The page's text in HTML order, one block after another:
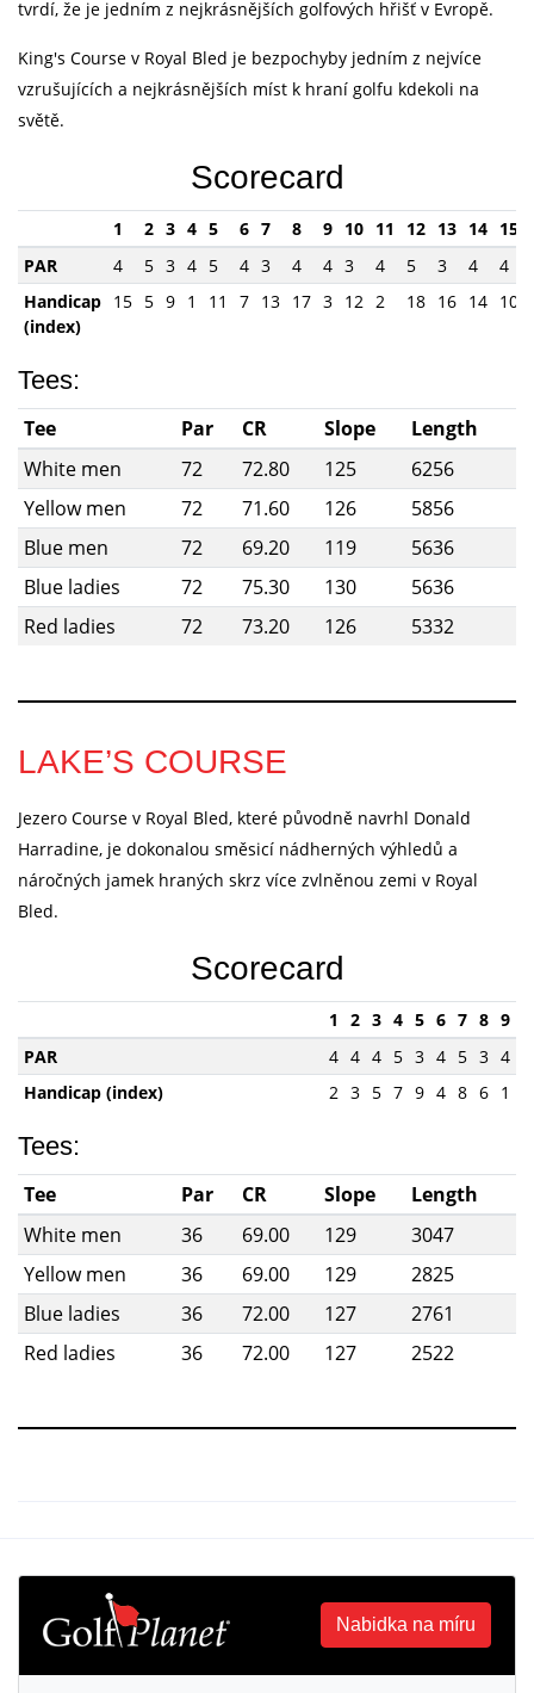
tvrdí, že je jedním z nejkrásnějších golfových hřišť v Evropě.
King's Course v Royal Bled je bezpochyby jedním z nejvíce
vzrušujících a nejkrásnějších míst k hraní golfu kdekoli na
světě.
Scorecard
1 2 3 4 5 6 7 8 9 10 11 12 13 14 15
PAR
4 5 3 4 5 4 3 4 4 3 4 5 3 4 4
Handicap
(index)
15 5 9 1 11 7 13 17 3 12 2 18 16 14 10
Tees:
Tee Par CR Slope
Length
White men
72 72.80 125
6256
Yellow men
72 71.60 126
5856
Blue men
72 69.20 119
5636
Blue ladies
72 75.30 130
5636
Red ladies
72 73.20 126 5332
LAKE’S COURSE
Jezero Course v Royal Bled, které původně navrhl Donald
Harradine, je dokonalou směsicí nádherných výhledů a
náročných jamek hraných skrz více zvlněnou zemi v Royal
Bled.
Scorecard
1 2 3 4 5 6 7 8 9
PAR
4 4 4 5 3 4 5 3 4
Handicap (index)
2 3 5 7 9 4 8 6 1
Tees:
Tee Par CR Slope
Length
White men
36 69.00 129
3047
Yellow men
36 69.00 129
2825
Blue ladies
36 72.00 127
2761
Red ladies
36 72.00 127 2522
Nabidka na míru